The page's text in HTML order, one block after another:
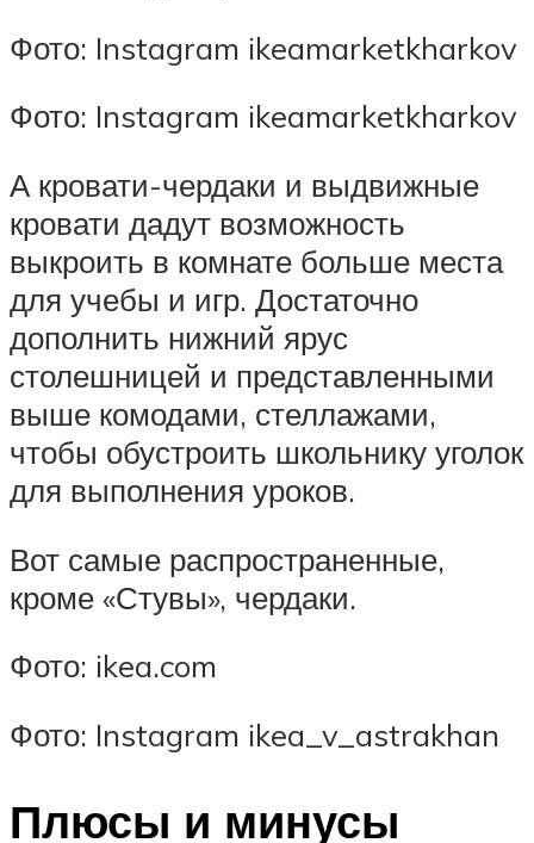
Фото: Instagram ikeamarketkharkov
Фото: Instagram ikeamarketkharkov
А кровати-чердаки и выдвижные
кровати дадут возможность
выкроить в комнате больше места
для учебы и игр. Достаточно
дополнить нижний ярус
столешницей и представленными
выше комодами, стеллажами,
чтобы обустроить школьнику уголок
для выполнения уроков.
Вот самые распространенные,
кроме «Стувы», чердаки.
Фото: ikea.com
Фото: Instagram ikea_v_astrakhan
Плюсы и минусы